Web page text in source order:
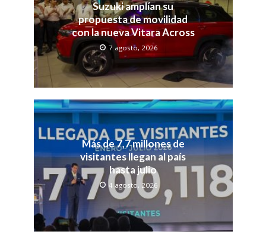
Suzuki amplían su
propuesta de movilidad
con la nueva Vitara Across
7 agosto, 2026
Más de 7,7 millones de
visitantes llegan al país
hasta julio
4 agosto, 2026